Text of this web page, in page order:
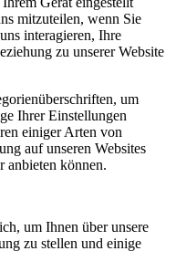
mitzuteilen, wenn Sie
interagieren, Ihre
zu unserer Website
um
Ihrer Einstellungen
einiger Arten von
auf unseren Websites
anbieten können.
um Ihnen über unsere
zu stellen und einige